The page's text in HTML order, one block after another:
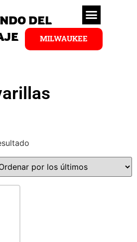
DEL
MILWAUKEE